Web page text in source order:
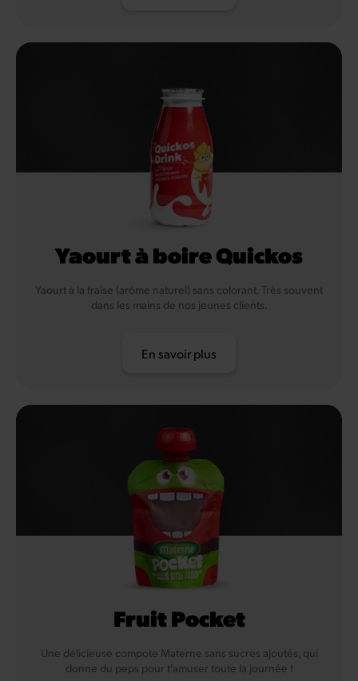
Yaourt à boire Quickos
Yaourt à la fraise (arôme naturel) sans colorant. Très souvent
dans les mains de nos jeunes clients.
En savoir plus
Fruit Pocket
Une délicieuse compote Materne sans sucres ajoutés, qui
donne du peps pour t'amuser toute la journée !